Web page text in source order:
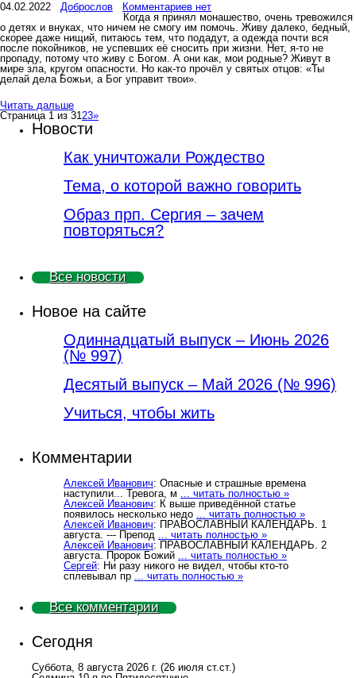
04.02.2022 Доброслов
Комментариев нет
Когда я принял монашество, очень тревожился
о детях и внуках, что ничем не смогу им помочь. Живу далеко, бедный,
скорее даже нищий, питаюсь тем, что подадут, а одежда почти вся
после покойников, не успевших её сносить при жизни. Нет, я-то не
пропаду, потому что живу с Богом. А они как, мои родные? Живут в
мире зла, кругом опасности. Но как-то прочёл у святых отцов: «Ты
делай дела Божьи, а Бог управит твои».
Читать дальше
Страница 1 из 3123»
Новости
Как уничтожали Рождество
Тема, о которой важно говорить
Образ прп. Сергия – зачем
повторяться?
Все новости
Новое на сайте
Одиннадцатый выпуск – Июнь 2026
(№ 997)
Деcятый выпуск – Май 2026 (№ 996)
Учиться, чтобы жить
Комментарии
Алексей Иванович: Опасные и страшные времена
наступили... Тревога, м ... читать полностью »
Алексей Иванович: К выше приведённой статье
появилось несколько недо ... читать полностью »
Алексей Иванович: ПРАВОСЛАВНЫЙ КАЛЕНДАРЬ. 1
августа. --- Препод ... читать полностью »
Алексей Иванович: ПРАВОСЛАВНЫЙ КАЛЕНДАРЬ. 2
августа. Пророк Божий ... читать полностью »
Сергей: Ни разу никого не видел, чтобы кто-то
сплевывал пр ... читать полностью »
Все комментарии
Сегодня
Суббота, 8 августа 2026 г. (26 июля ст.ст.)